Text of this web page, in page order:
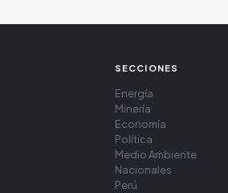
SECCIONES
Energía
Minería
Economía
Política
Medio Ambiente
Nacionales
Perú